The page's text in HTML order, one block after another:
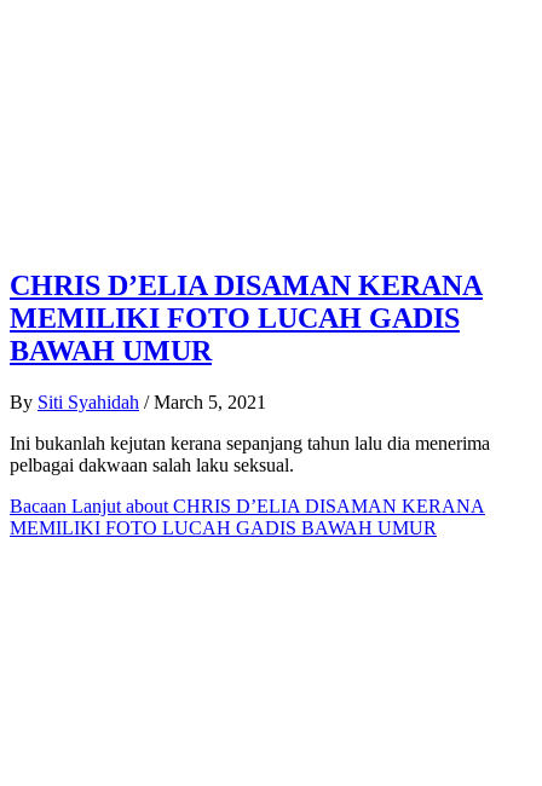
CHRIS D’ELIA DISAMAN KERANA
MEMILIKI FOTO LUCAH GADIS
BAWAH UMUR
By Siti Syahidah / March 5, 2021
Ini bukanlah kejutan kerana sepanjang tahun lalu dia menerima
pelbagai dakwaan salah laku seksual.
Bacaan Lanjut about CHRIS D’ELIA DISAMAN KERANA
MEMILIKI FOTO LUCAH GADIS BAWAH UMUR